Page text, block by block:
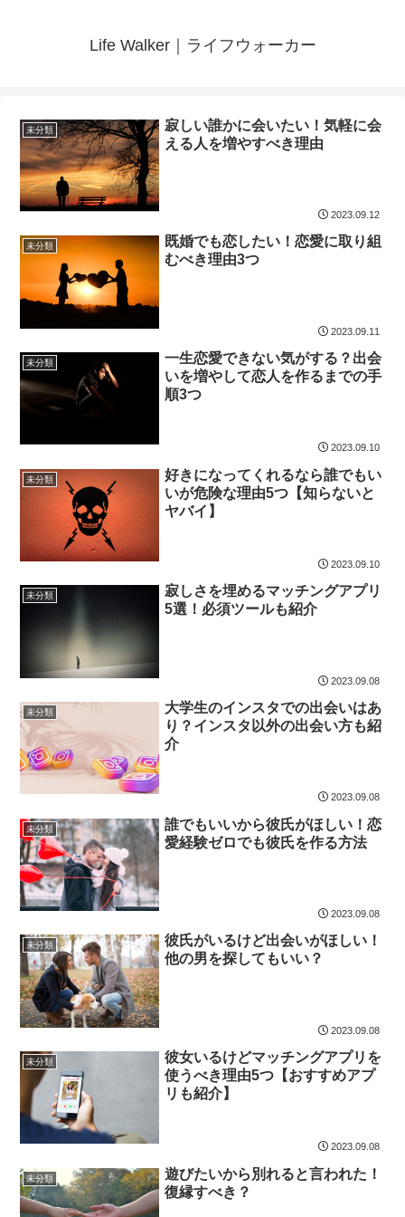
Life Walker｜ライフウォーカー
未分類
寂しい誰かに会いたい！気軽に会
える人を増やすべき理由
2023.09.12
未分類
既婚でも恋したい！恋愛に取り組
むべき理由3つ
2023.09.11
未分類
一生恋愛できない気がする？出会
いを増やして恋人を作るまでの手
順3つ
2023.09.10
未分類
好きになってくれるなら誰でもい
いが危険な理由5つ【知らないと
ヤバイ】
2023.09.10
未分類
寂しさを埋めるマッチングアプリ
5選！必須ツールも紹介
2023.09.08
未分類
大学生のインスタでの出会いはあ
り？インスタ以外の出会い方も紹
介
2023.09.08
未分類
誰でもいいから彼氏がほしい！恋
愛経験ゼロでも彼氏を作る方法
2023.09.08
未分類
彼氏がいるけど出会いがほしい！
他の男を探してもいい？
2023.09.08
未分類
彼女いるけどマッチングアプリを
使うべき理由5つ【おすすめアプ
リも紹介】
2023.09.08
未分類
遊びたいから別れると言われた！
復縁すべき？